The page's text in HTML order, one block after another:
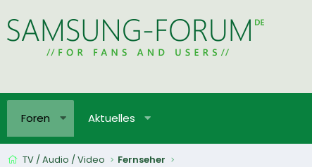
Foren Aktuelles
TV / Audio / Video Fernseher